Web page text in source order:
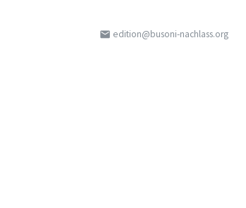
email edition@busoni-nachlass.org